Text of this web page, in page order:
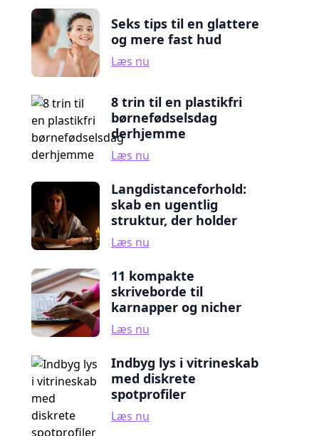
Seks tips til en glattere
og mere fast hud
Læs nu
8 trin til en plastikfri
børnefødselsdag
derhjemme
Læs nu
Langdistanceforhold:
skab en ugentlig
struktur, der holder
Læs nu
11 kompakte
skriveborde til
karnapper og nicher
Læs nu
Indbyg lys i vitrineskab
med diskrete
spotprofiler
Læs nu